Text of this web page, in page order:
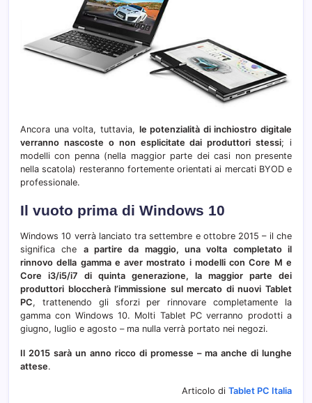
Ancora una volta, tuttavia, le potenzialità di inchiostro digitale
verranno nascoste o non esplicitate dai produttori stessi; i
modelli con penna (nella maggior parte dei casi non presente
nella scatola) resteranno fortemente orientati ai mercati BYOD e
professionale.
Il vuoto prima di Windows 10
Windows 10 verrà lanciato tra settembre e ottobre 2015 – il che
significa che a partire da maggio, una volta completato il
rinnovo della gamma e aver mostrato i modelli con Core M e
Core i3/i5/i7 di quinta generazione, la maggior parte dei
produttori bloccherà l’immissione sul mercato di nuovi Tablet
PC, trattenendo gli sforzi per rinnovare completamente la
gamma con Windows 10. Molti Tablet PC verranno prodotti a
giugno, luglio e agosto – ma nulla verrà portato nei negozi.
Il 2015 sarà un anno ricco di promesse – ma anche di lunghe
attese.
Articolo di Tablet PC Italia